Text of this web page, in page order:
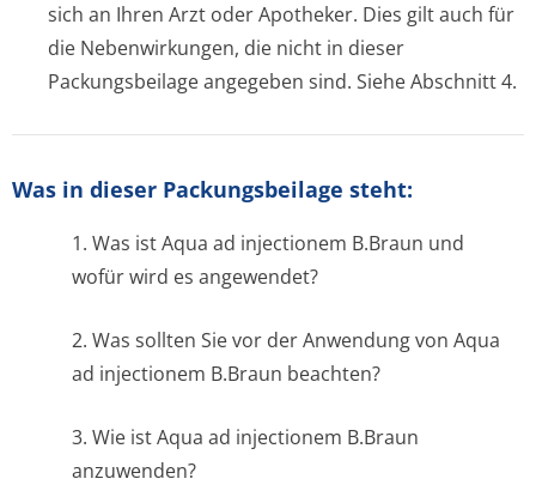
sich an Ihren Arzt oder Apotheker. Dies gilt auch für
die Nebenwirkungen, die nicht in dieser
Packungsbeilage angegeben sind. Siehe Abschnitt 4.
Was in dieser Packungsbeilage steht:
1. Was ist Aqua ad injectionem B.Braun und
wofür wird es angewendet?
2. Was sollten Sie vor der Anwendung von Aqua
ad injectionem B.Braun beachten?
3. Wie ist Aqua ad injectionem B.Braun
anzuwenden?